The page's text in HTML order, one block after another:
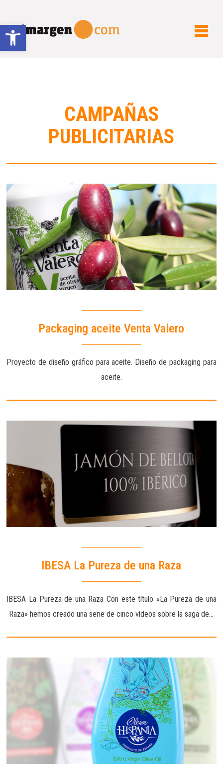
Abrir barra de herramientas
CAMPAÑAS
PUBLICITARIAS
Packaging aceite Venta Valero
Proyecto de diseño gráfico para aceite. Diseño de packaging para
aceite.
IBESA La Pureza de una Raza
IBESA La Pureza de una Raza Con este título «La Pureza de una
Raza» hemos creado una serie de cinco vídeos sobre la saga de…